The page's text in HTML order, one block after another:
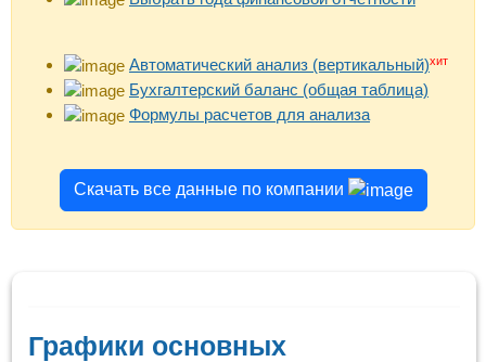
Автоматический анализ (вертикальный)хит
Бухгалтерский баланс (общая таблица)
Формулы расчетов для анализа
Скачать все данные по компании
Графики основных